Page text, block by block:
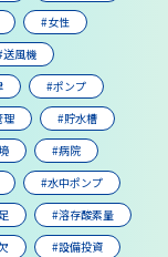
#女性
送風機
#ポンプ
理
#貯水槽
#病院
#水中ポンプ
#溶存酸素量
#設備投資